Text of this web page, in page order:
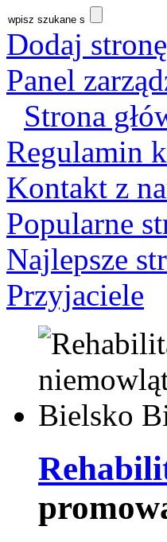
Dodaj
Panel
Strona
Regulamin
Kontakt z
Popularne
Najlepsze
Przyjaciele